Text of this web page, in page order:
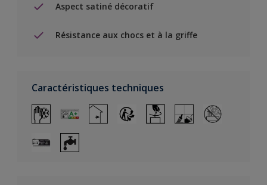
Aspect satiné décoratif
Résistance aux chocs et à la griffe
Caractéristiques techniques